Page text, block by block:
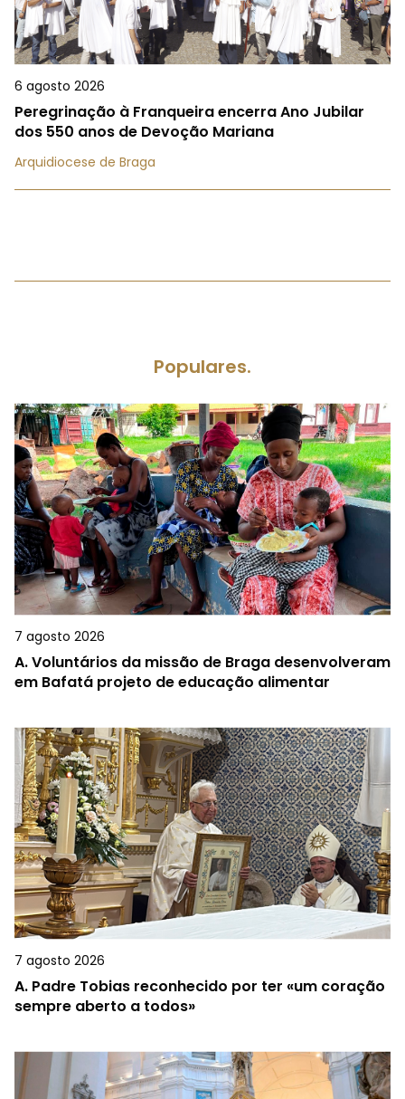
6 agosto 2026
Peregrinação à Franqueira encerra Ano Jubilar
dos 550 anos de Devoção Mariana
Arquidiocese de Braga
Populares.
7 agosto 2026
A.Voluntários da missão de Braga desenvolveram
em Bafatá projeto de educação alimentar
7 agosto 2026
A. Padre Tobias reconhecido por ter «um coração
sempre aberto a todos»